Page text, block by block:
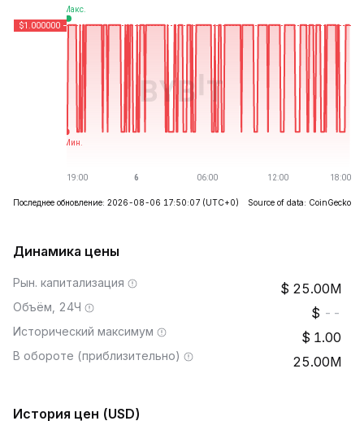
Последнее обновление: 2026-08-06 17:50:07 (UTC+0) Source of data: CoinGecko
Динамика цены
Рын. капитализация 25.00M
Объём, 24Ч --
Исторический максимум 1.00
В обороте (приблизительно) 25.00M
История цен (USD)